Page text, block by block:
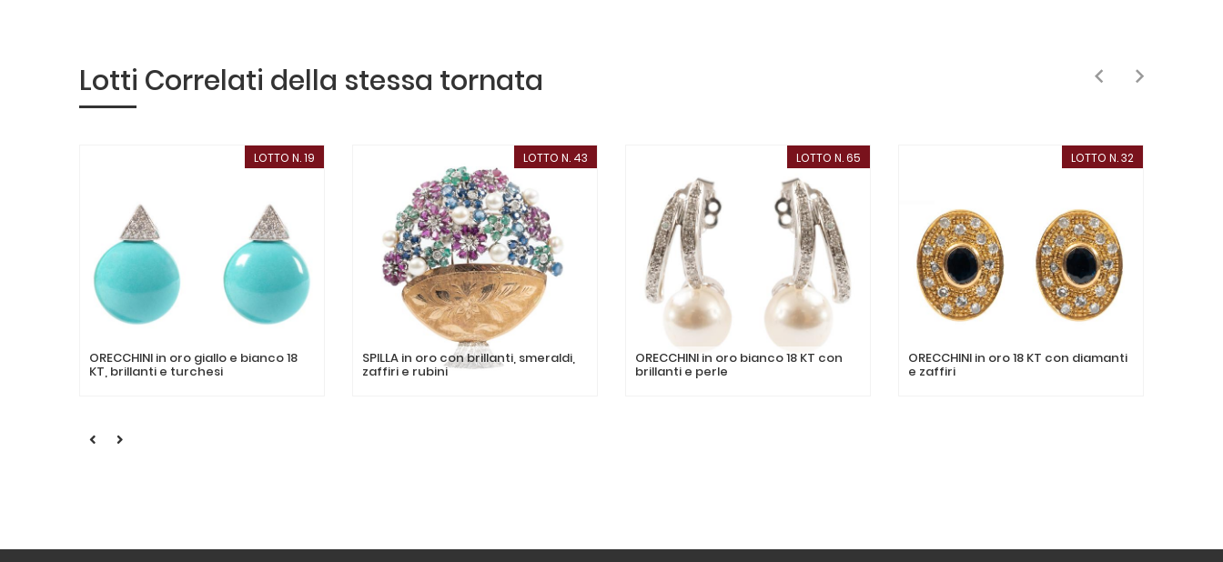
Lotti Correlati della stessa tornata
LOTTO N. 19
ORECCHINI in oro giallo e bianco 18
KT, brillanti e turchesi
LOTTO N. 43
SPILLA in oro con brillanti, smeraldi,
zaffiri e rubini
LOTTO N. 65
ORECCHINI in oro bianco 18 KT con
brillanti e perle
LOTTO N. 32
ORECCHINI in oro 18 KT con diamanti
e zaffiri